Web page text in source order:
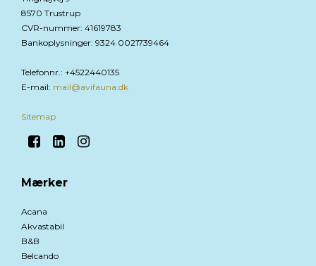
8570 Trustrup
CVR-nummer: 41619783
Bankoplysninger: 9324 0021739464
Telefonnr.: +4522440135
E-mail: mail@avifauna.dk
Sitemap
Mærker
Acana
Akvastabil
B&B
Belcando